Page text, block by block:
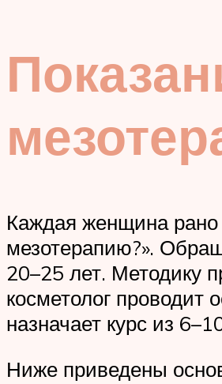
Каждая женщина рано
мезотерапию?».
20–25 лет. Методику
косметолог проводит
назначает курс из
Ниже приведены